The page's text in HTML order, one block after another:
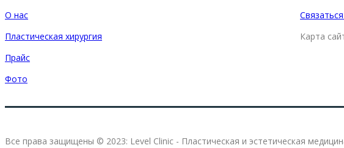
О нас
Пластическая хирургия
Прайс
Фото
Карта
Все права защищены © 2023: Level Clinic - Пластическая и эстетическая